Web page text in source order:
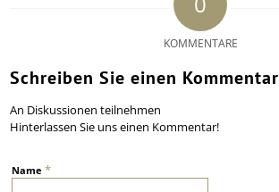
KOMMENTARE
Schreiben Sie einen Kommentar
An Diskussionen teilnehmen
Hinterlassen Sie uns einen Kommentar!
Name*